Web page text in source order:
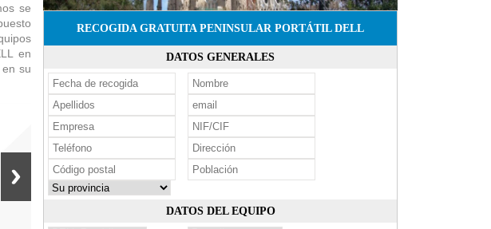
se
en
su
RECOGIDA GRATUITA PENINSULAR PORTÁTIL DELL
DATOS GENERALES
DATOS DEL EQUIPO